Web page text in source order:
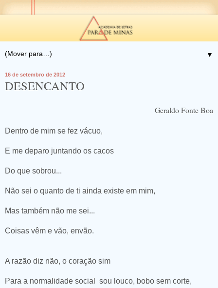
▼
16 de setembro de 2012
DESENCANTO
Geraldo Fonte Boa
Dentro de mim se fez vácuo,
E me deparo juntando os cacos
Do que sobrou...
Não sei o quanto de ti ainda existe em mim,
Mas também não me sei...
Coisas vêm e vão, envão.
A razão diz não, o coração sim
Para a normalidade social sou louco, bobo sem corte,